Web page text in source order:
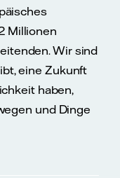
Millionen
Wir sind
eine Zukunft
haben,
und Dinge